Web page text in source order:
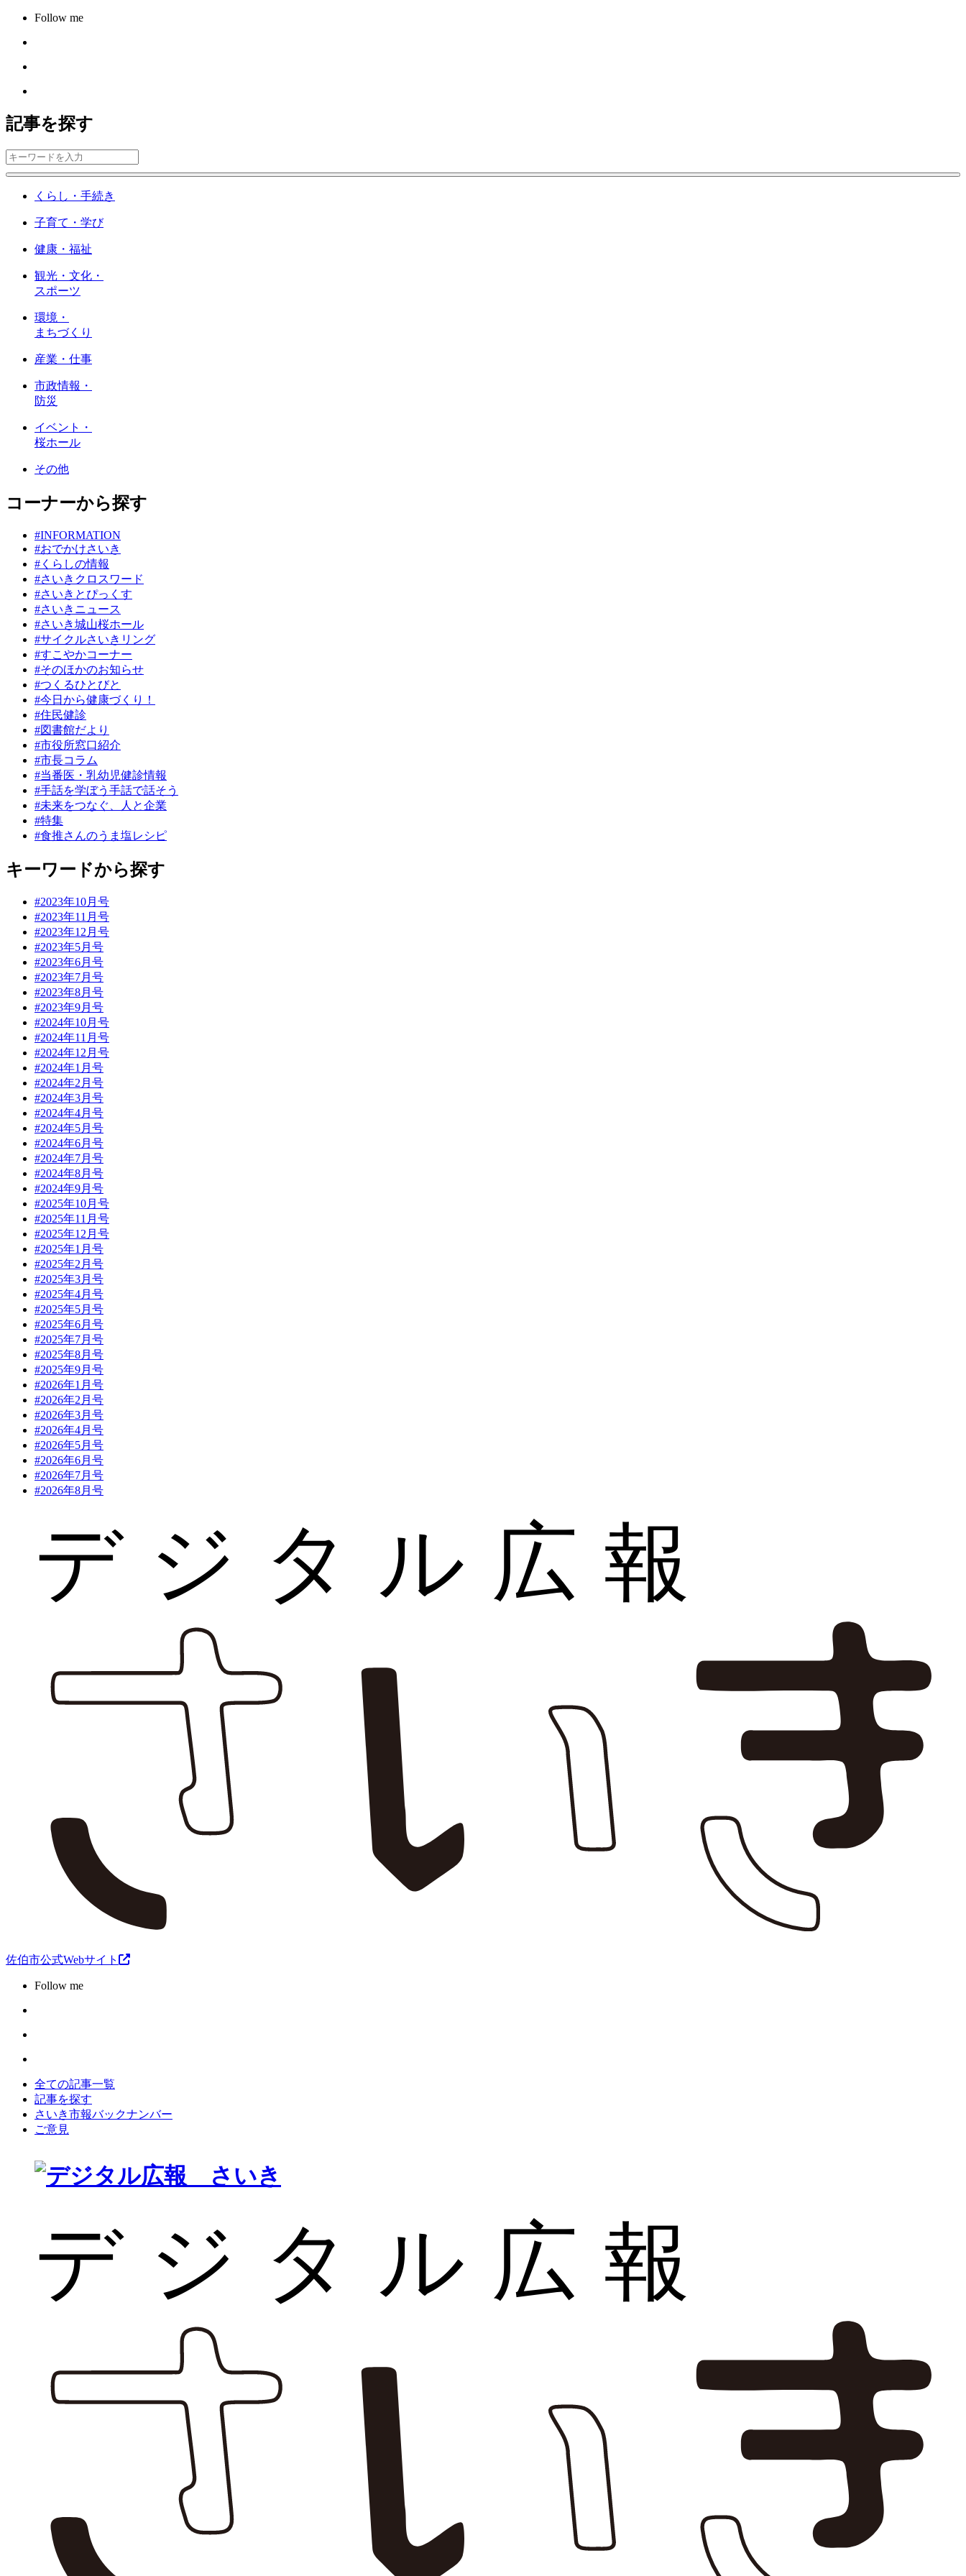
Follow me
記事を探す
くらし・手続き
子育て・学び
健康・福祉
観光・文化・
スポーツ
環境・
まちづくり
産業・仕事
市政情報・
防災
イベント・
桜ホール
その他
コーナーから探す
#INFORMATION
#おでかけさいき
#くらしの情報
#さいきクロスワード
#さいきとぴっくす
#さいきニュース
#さいき城山桜ホール
#サイクルさいきリング
#すこやかコーナー
#そのほかのお知らせ
#つくるひとびと
#今日から健康づくり！
#住民健診
#図書館だより
#市役所窓口紹介
#市長コラム
#当番医・乳幼児健診情報
#手話を学ぼう手話で話そう
#未来をつなぐ、人と企業
#特集
#食推さんのうま塩レシピ
キーワードから探す
#2023年10月号
#2023年11月号
#2023年12月号
#2023年5月号
#2023年6月号
#2023年7月号
#2023年8月号
#2023年9月号
#2024年10月号
#2024年11月号
#2024年12月号
#2024年1月号
#2024年2月号
#2024年3月号
#2024年4月号
#2024年5月号
#2024年6月号
#2024年7月号
#2024年8月号
#2024年9月号
#2025年10月号
#2025年11月号
#2025年12月号
#2025年1月号
#2025年2月号
#2025年3月号
#2025年4月号
#2025年5月号
#2025年6月号
#2025年7月号
#2025年8月号
#2025年9月号
#2026年1月号
#2026年2月号
#2026年3月号
#2026年4月号
#2026年5月号
#2026年6月号
#2026年7月号
#2026年8月号
佐伯市公式Webサイト
Follow me
全ての記事一覧
記事を探す
さいき市報バックナンバー
ご意見